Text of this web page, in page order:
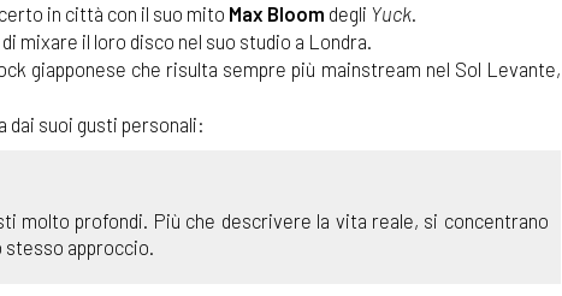
in città con il suo mito Max Bloom degli Yuck.
mixare il loro disco nel suo studio a Londra.
giapponese che risulta sempre più mainstream nel Sol Levante,
dai suoi gusti personali:
molto profondi. Più che descrivere la vita reale, si concentrano
stesso approccio.